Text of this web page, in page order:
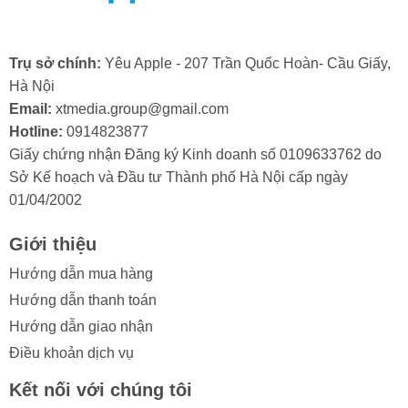
Dưới đây là những nguyên nhân chính khiến bạn phải
- Tích tụ bụi bẩn: Loa ngoài bị bám bụi lâu ngày có thể
làm giảm chất lượng âm thanh, khiến âm thanh nhỏ đi
và rè. Để khắc phục, bạn có thể vệ sinh loa, nhưng
trong nhiều trường hợp, việc thay loa ngoài iPhone sẽ
là cần thiết.
- Dính nước hoặc ẩm ướt: Nước hoặc hơi ẩm có thể
linh kiện bên trong loa. Khi đó, giải pháp duy nhất là
thay loa ngoài iPhone 16 Pro mới để khôi phục âm
thanh.
- Va đập mạnh: Các tác động vật lý như rơi, vỡ có thể
làm đứt dây kết nối, biến dạng màng loa hoặc ảnh
sẽ phải thay loa ngoài iPhone để sử dụng bình thường
Trụ sở chính: Yêu Apple - 207 Trần Quốc Hoàn- Cầu Giấy,
Hà Nội
Email: xtmedia.group@gmail.com
Hotline: 0914823877
Giấy chứng nhận Đăng ký Kinh doanh số 0109633762 do
Sở Kế hoạch và Đầu tư Thành phố Hà Nội cấp ngày
01/04/2002
Giới thiệu
Hướng dẫn mua hàng
Hướng dẫn thanh toán
Hướng dẫn giao nhận
Điều khoản dịch vụ
Kết nối với chúng tôi